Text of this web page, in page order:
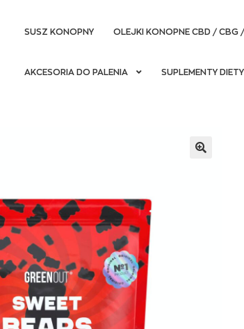
SUSZ KONOPNY OLEJKI KONOPNE CBD / CBG
AKCESORIA DO PALENIA SUPLEMENTY DIETY